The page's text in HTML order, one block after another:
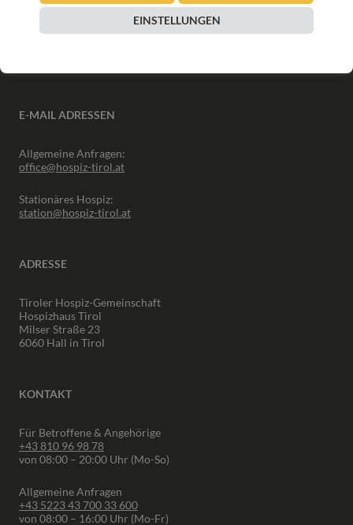
Interner Bereich
E-MAIL ADRESSEN
Allgemeine Anfragen:
office@hospiz-tirol.at
Stationäres Hospiz:
station@hospiz-tirol.at
ADRESSE
Tiroler Hospiz-Gemeinschaft
Hospizhaus Tirol
Milser Straße 23
6060 Hall in Tirol
KONTAKT
Für Betroffene & Angehörige
+43 810 96 98 78
von 08:00 – 20:00 Uhr (Mo-So)
Allgemeine Anfragen
+43 5223 43 700 33 600
von 08:00 – 16:00 Uhr (Mo-Fr)
EINSTELLUNGEN